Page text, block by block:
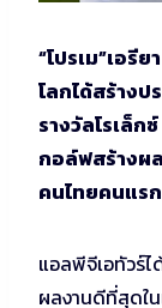
“โปรเม”เอรี
โลกได้สร้างป
รางวัลโรเล็ก
กอล์ฟสร้างผ
คนไทยคนแร
แอลพีจีเอทัวร์
ผลงานดีที่สุดใน